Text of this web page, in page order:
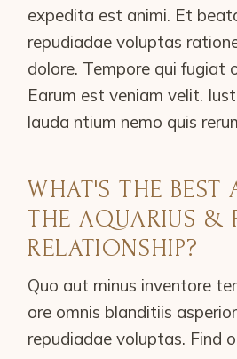
expedita est animi. Et
repudiadae voluptas
dolore. Tempore qui fugiat
Earum est veniam velit.
lauda ntium nemo quis
WHAT'S THE BEST
THE AQUARIUS &
RELATIONSHIP?
Quo aut minus inventore
ore omnis blanditiis
repudiadae voluptas. Find